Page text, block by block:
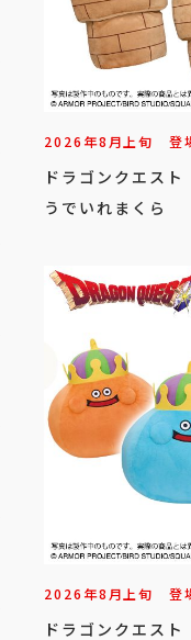
2026年8月上旬 登
ドラゴンクエス
うでいれまくら
2026年8月上旬 登
ドラゴンクエス